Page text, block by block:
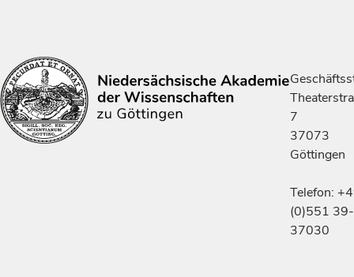
7
37073
Göttingen
Telefon:
(0)551 39-
37030